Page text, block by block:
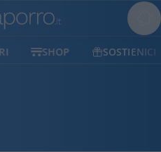
SHOP SOSTIENICI